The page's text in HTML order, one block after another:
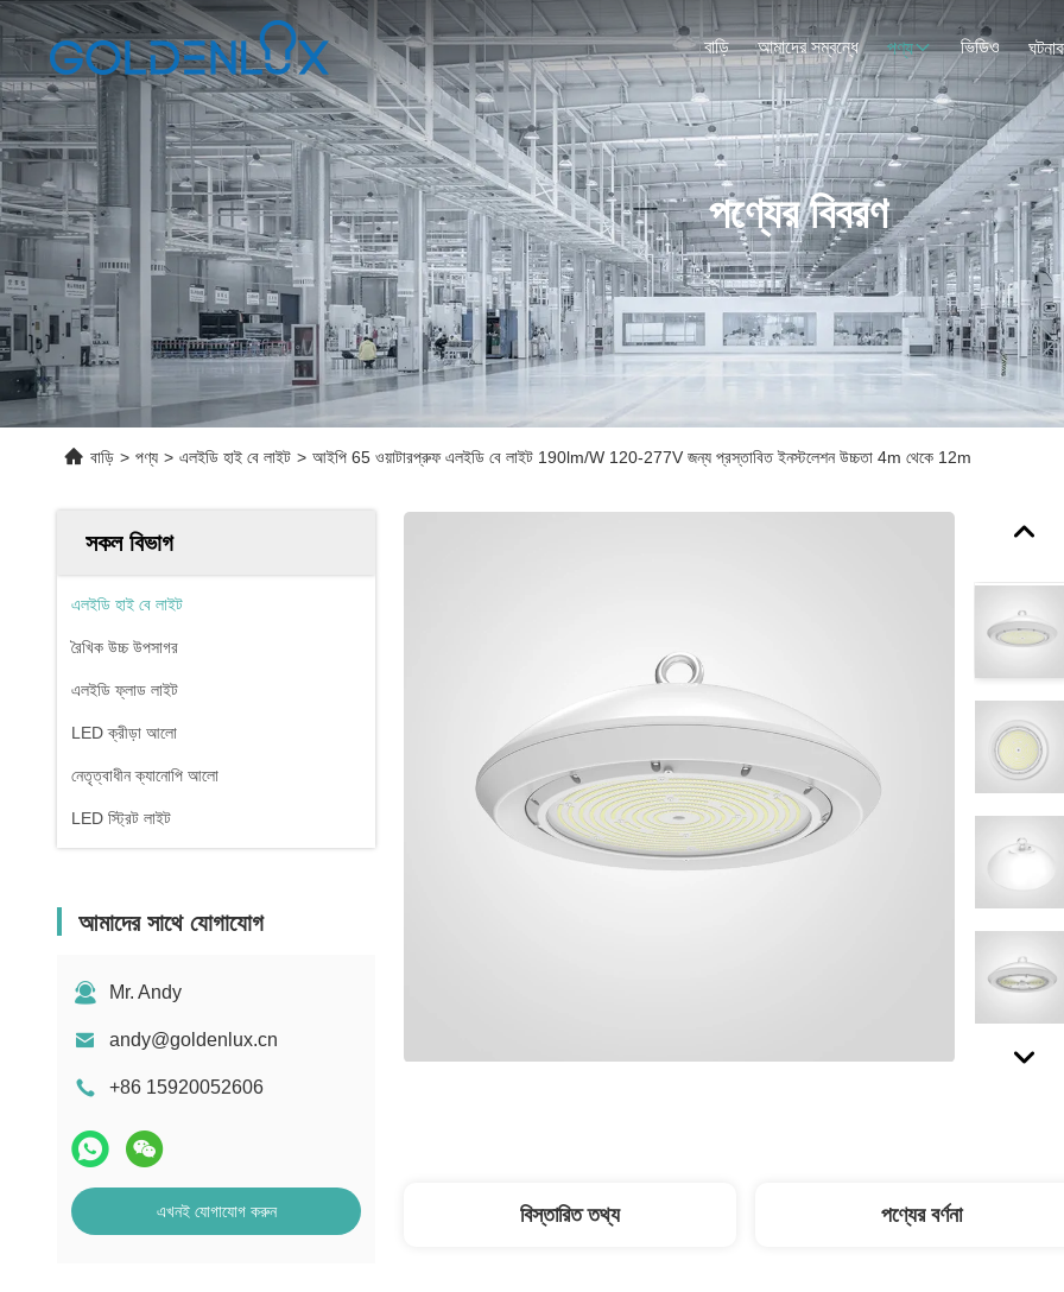
বাড়ি আমাদের সম্বন্ধে পণ্য ভিডিও
পণ্যের বিবরণ
বাড়ি > পণ্য > এলইডি হাই বে লাইট > আইপি 65 ওয়াটারপ্রুফ এলইডি বে লাইট 190lm/W 120-277V জন্য প্রস্তাবিত ইনস্টলেশন উচ্চতা 4m থেকে 12m
সকল বিভাগ
এলইডি হাই বে লাইট
রৈখিক উচ্চ উপসাগর
এলইডি ফ্লাড লাইট
LED ক্রীড়া আলো
নেতৃত্বাধীন ক্যানোপি আলো
LED স্ট্রিট লাইট
আমাদের সাথে যোগাযোগ
Mr. Andy
andy@goldenlux.cn
+86 15920052606
এখনই যোগাযোগ করুন বিস্তারিত তথ্য পণ্যের বর্ণনা